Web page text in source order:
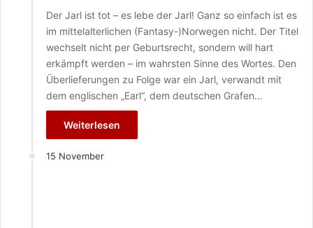
Der Jarl ist tot – es lebe der Jarl! Ganz so einfach ist es
im mittelalterlichen (Fantasy-)Norwegen nicht. Der Titel
wechselt nicht per Geburtsrecht, sondern will hart
erkämpft werden – im wahrsten Sinne des Wortes. Den
Überlieferungen zu Folge war ein Jarl, verwandt mit
dem englischen „Earl“, dem deutschen Grafen…
Weiterlesen
15 November